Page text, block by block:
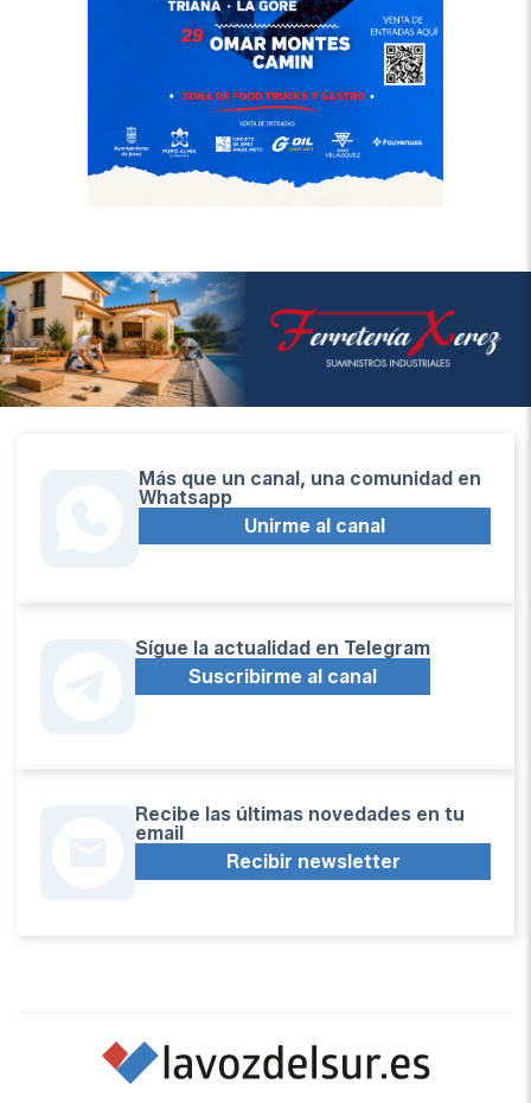
Más que un canal, una comunidad en
Whatsapp
Unirme al canal
Sígue la actualidad en Telegram
Suscribirme al canal
Recibe las últimas novedades en tu
email
Recibir newsletter